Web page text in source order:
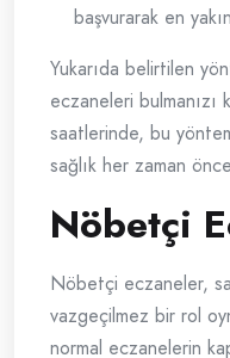
başvurarak en
Yukarıda belirtilen
eczaneleri
saatlerinde, bu
sağlık her zaman
Nöbetçi
Nöbetçi eczaneler,
vazgeçilmez bir rol
normal eczanelerin